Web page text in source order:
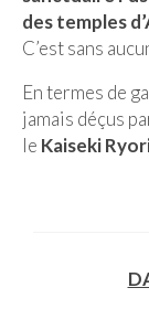
ASIE
Chine
des temples
C’est sans
En termes de
jamais déçus
le Kaiseki